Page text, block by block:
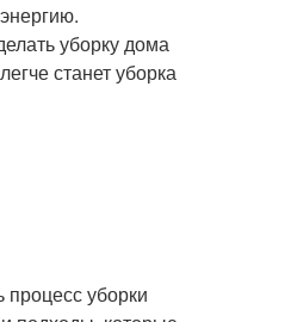
уборку дома
станет уборка
уборки